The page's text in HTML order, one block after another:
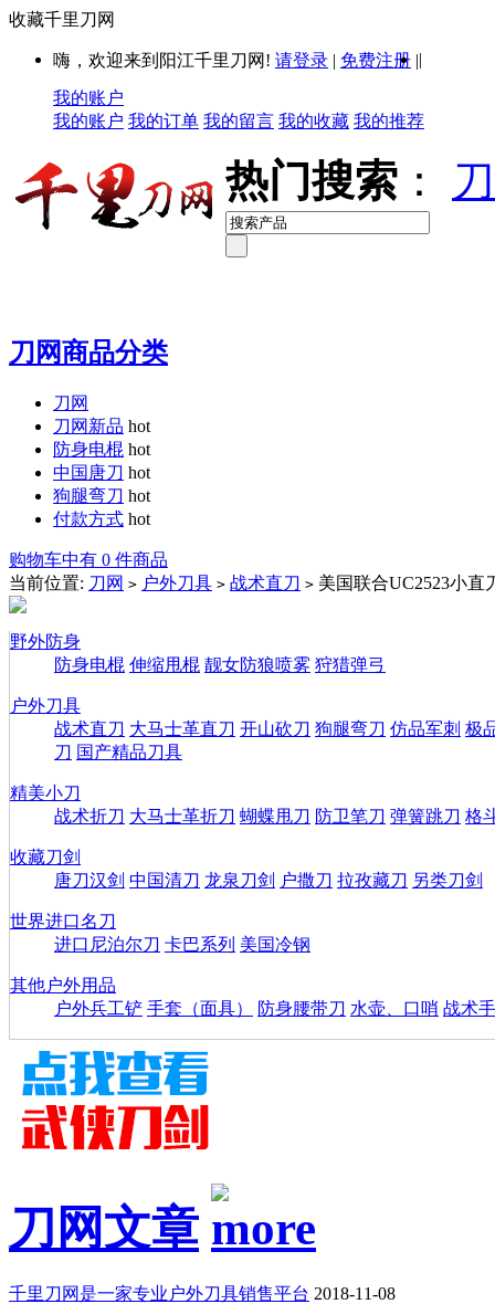
收藏千里刀网
嗨，欢迎来到阳江千里刀网! 请登录 | 免费注册 ||
我的账户
我的账户 我的订单 我的留言 我的收藏 我的推荐
热门搜索 ：
刀网商品分类
刀网
刀网新品 hot
防身电棍 hot
中国唐刀 hot
狗腿弯刀 hot
付款方式 hot
购物车中有 0 件商品
当前位置: 刀网 > 户外刀具 > 战术直刀 > 美国联合UC2523小直
野外防身
防身电棍 伸缩甩棍 靓女防狼喷雾 狩猎弹弓
户外刀具
战术直刀 大马士革直刀 开山砍刀 狗腿弯刀 仿品军刺 极
刀 国产精品刀具
精美小刀
战术折刀 大马士革折刀 蝴蝶甩刀 防卫笔刀 弹簧跳刀 格
收藏刀剑
唐刀汉剑 中国清刀 龙泉刀剑 户撒刀 拉孜藏刀 另类刀剑
世界进口名刀
进口尼泊尔刀 卡巴系列 美国冷钢
其他户外用品
户外兵工铲 手套（面具） 防身腰带刀 水壶、口哨 战术
刀网文章
千里刀网是一家专业户外刀具销售平台 2018-11-08